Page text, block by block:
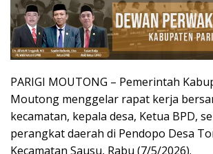
PARIGI MOUTONG – Pemerintah
Moutong menggelar rapat kerja
kecamatan, kepala desa, Ketua BPD,
perangkat daerah di Pendopo Desa
Kecamatan Sausu, Rabu (7/5/2026).